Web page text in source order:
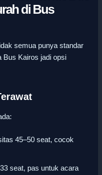
di Bus
semua punya standar
Bus Kairos jadi opsi
45–50 seat, cocok
seat, pas untuk acara